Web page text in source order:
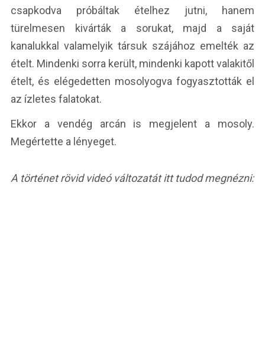
csapkodva próbáltak ételhez jutni, hanem
türelmesen kivárták a sorukat, majd a saját
kanalukkal valamelyik társuk szájához emelték az
ételt. Mindenki sorra került, mindenki kapott valakitől
ételt, és elégedetten mosolyogva fogyasztották el
az ízletes falatokat.
Ekkor a vendég arcán is megjelent a mosoly.
Megértette a lényeget.
A történet rövid videó változatát itt tudod megnézni: